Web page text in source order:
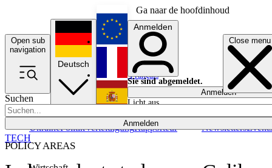
Ga naar de hoofdinhoud
Open sub
navigation
Close menu
Suchen
Anmelden
POLICY AREAS
UkrainePolitikVerteidigungRapporteur NewslettersEvents
Deutsch
English
Français
Anmelden
Sie sind abgemeldet.
Anmelden
Licht aus
TECH